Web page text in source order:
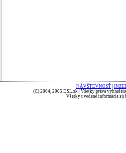
NÁVŠTEVNOSŤ
(C) 2004, 2005 DSL.sk | Všetky práva
Všetky uvedené informácie sú